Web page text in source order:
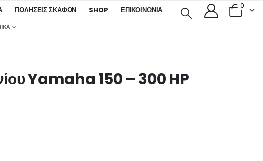
ΠΩΛΉΣΕΙΣ ΣΚΑΦΏΝ SHOP ΕΠΙΚΟΙΝΩΝΊΑ 0
Yamaha 150 – 300 HP